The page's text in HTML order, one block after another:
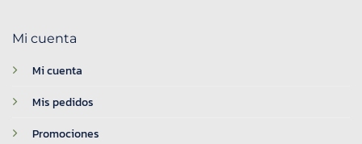
Mi cuenta
Mi cuenta
Mis pedidos
Promociones